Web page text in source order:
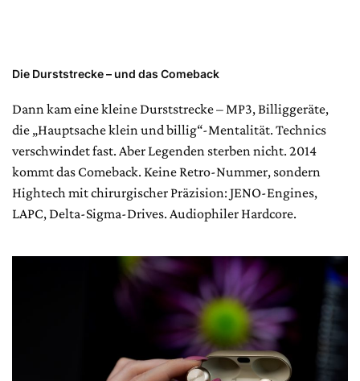
Die Durststrecke – und das Comeback
Dann kam eine kleine Durststrecke – MP3, Billiggeräte,
die „Hauptsache klein und billig“-Mentalität. Technics
verschwindet fast. Aber Legenden sterben nicht. 2014
kommt das Comeback. Keine Retro-Nummer, sondern
Hightech mit chirurgischer Präzision: JENO-Engines,
LAPC, Delta-Sigma-Drives. Audiophiler Hardcore.